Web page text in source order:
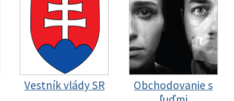
Vestník vlády SR
Obchodovanie s